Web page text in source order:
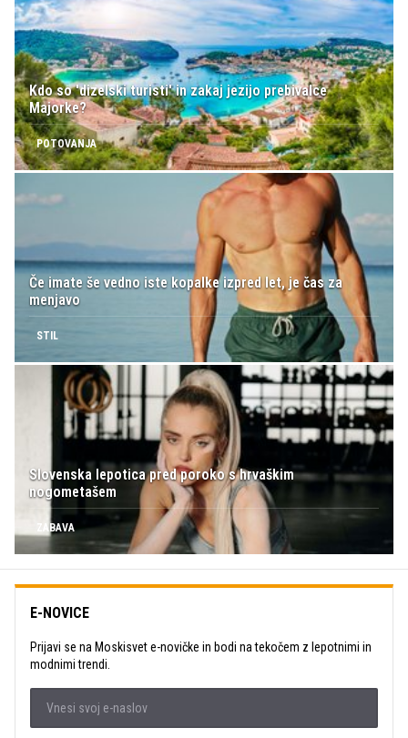
Kdo so 'dizelski turisti' in zakaj jezijo prebivalce
Majorke?
POTOVANJA
Če imate še vedno iste kopalke izpred let, je čas za
menjavo
STIL
Slovenska lepotica pred poroko s hrvaškim
nogometašem
ZABAVA
E-NOVICE
Prijavi se na Moskisvet e-novičke in bodi na tekočem z lepotnimi in
modnimi trendi.